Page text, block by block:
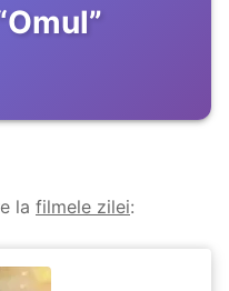
Omul”
la filmele zilei: